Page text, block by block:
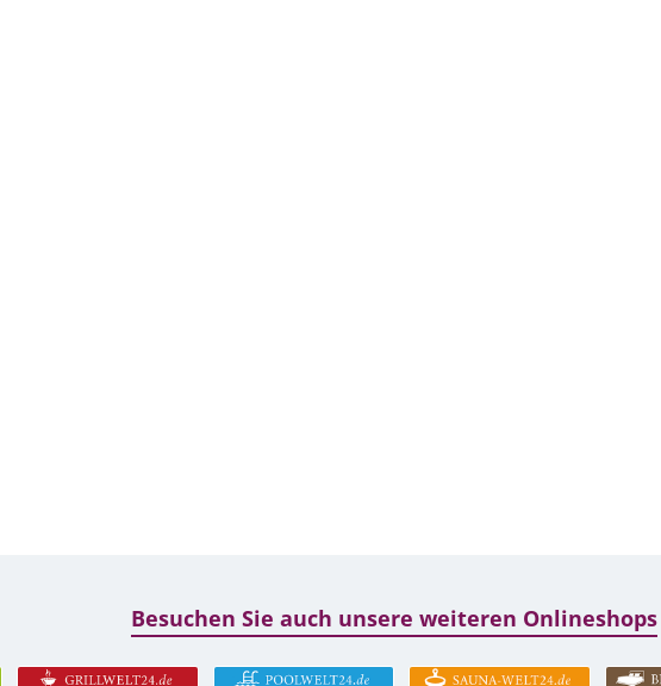
Besuchen Sie auch unsere weiteren Onlineshops